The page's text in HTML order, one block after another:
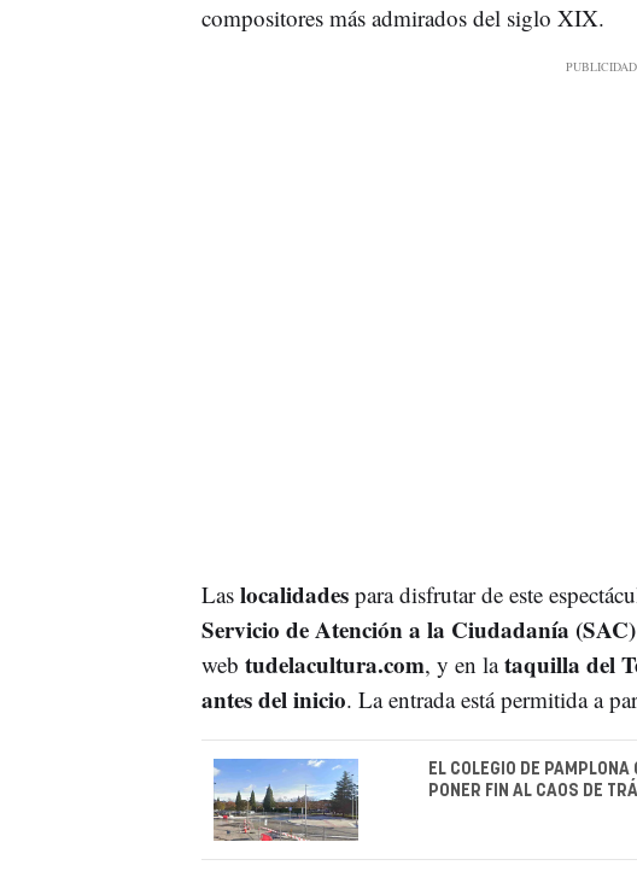
compositores más admirados del siglo XIX.
Las localidadespara disfrutar de este
Servicio de Atención a la Ciudadanía (SAC)
web tudelacultura.com, y en lataquilla del
antes del inicio. La entrada está permitida a
EL COLEGIO DE
PONER FIN AL CAOS DE